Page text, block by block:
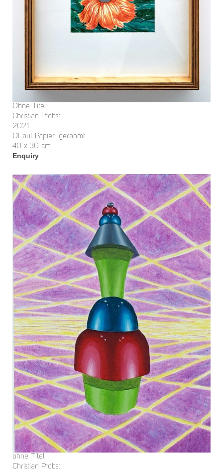
Ohne Titel
Christian Probst
2021
Öl auf Papier, gerahmt
40 x 30 cm
Enquiry
ohne Titel
Christian Probst